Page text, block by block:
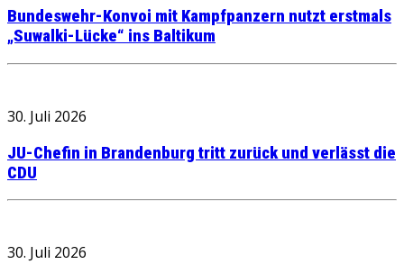
Bundeswehr-Konvoi mit Kampfpanzern nutzt erstmals
„Suwalki-Lücke“ ins Baltikum
30. Juli 2026
JU-Chefin in Brandenburg tritt zurück und verlässt die
CDU
30. Juli 2026